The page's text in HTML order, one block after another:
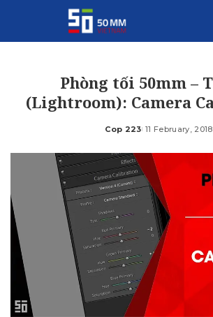
Phòng tối 50mm –
(Lightroom): Camera
Posted
Cop 223 11 February, 2018